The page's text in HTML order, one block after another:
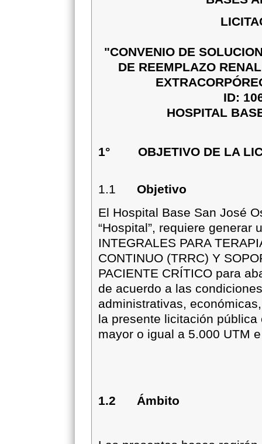
"CONVENIO DE
DE REEMPLAZO
ID:
HOSPITAL
1° OBJETIVO DE LA
1.1
Objetivo
El Hospital Base San José
“Hospital”, requiere generar
INTEGRALES PARA
CONTINUO (TRRC) Y
PACIENTE CRÍTICO para
de acuerdo a las
administrativas,
la presente licitación
mayor o igual a 5.000 UTM
1.2 Ámbito